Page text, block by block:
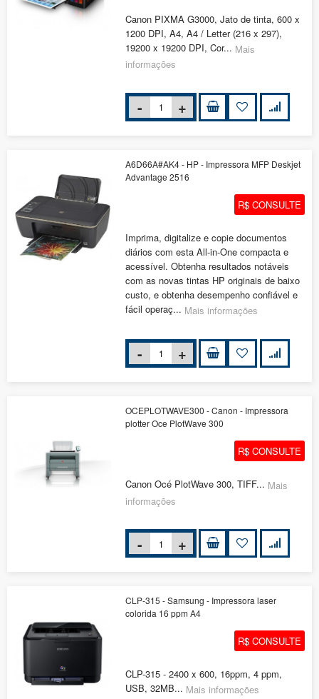
Canon PIXMA G3000, Jato de tinta, 600 x
1200 DPI, A4, A4 / Letter (216 x 297),
19200 x 19200 DPI, Cor... Mais
informações
A6D66A#AK4 - HP - Impressora MFP Deskjet
Advantage 2516
R$ CONSULTE
Imprima, digitalize e copie documentos
diários com esta All-in-One compacta e
acessível. Obtenha resultados notáveis
com as novas tintas HP originais de baixo
custo, e obtenha desempenho confiável e
fácil operaç... Mais informações
OCEPLOTWAVE300 - Canon - Impressora
plotter Oce PlotWave 300
R$ CONSULTE
Canon Océ PlotWave 300, TIFF... Mais
informações
CLP-315 - Samsung - Impressora laser
colorida 16 ppm A4
R$ CONSULTE
CLP-315 - 2400 x 600, 16ppm, 4 ppm,
USB, 32MB... Mais informações